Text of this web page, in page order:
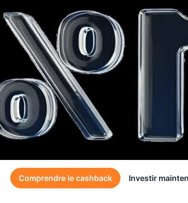
Comprendre le cashback Investir